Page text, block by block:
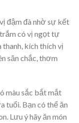
đậm đà nhờ sự kết
có vị ngọt tự
thanh, kích thích vị
săn chắc, thơm
màu sắc bắt mắt
tuổi. Bạn có thể ăn
Lưu ý hãy ăn món